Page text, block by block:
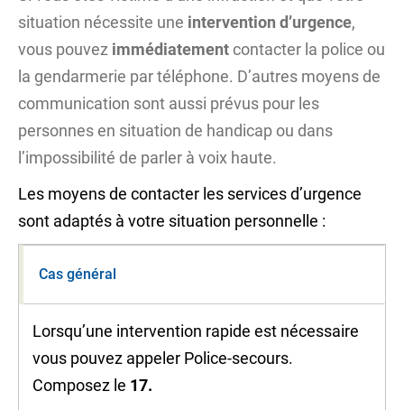
situation nécessite une intervention d’urgence,
vous pouvez immédiatement contacter la police ou
la gendarmerie par téléphone. D’autres moyens de
communication sont aussi prévus pour les
personnes en situation de handicap ou dans
l’impossibilité de parler à voix haute.
Les moyens de contacter les services d’urgence
sont adaptés à votre situation personnelle :
Cas général
Lorsqu’une intervention rapide est nécessaire
vous pouvez appeler Police-secours.
Composez le 17.